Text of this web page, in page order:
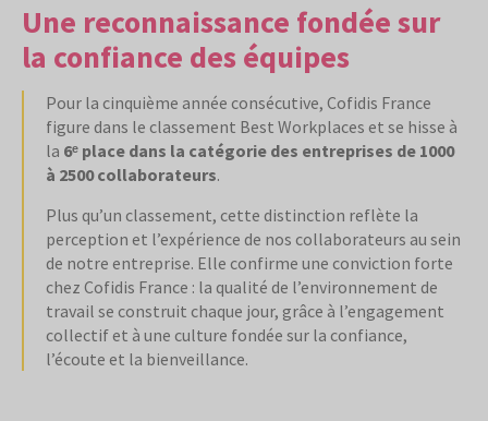
Une reconnaissance fondée sur
la confiance des équipes
Pour la cinquième année consécutive, Cofidis France
figure dans le classement Best Workplaces et se hisse à
la 6ᵉ place dans la catégorie des entreprises de 1000
à 2500 collaborateurs.
Plus qu’un classement, cette distinction reflète la
perception et l’expérience de nos collaborateurs au sein
de notre entreprise. Elle confirme une conviction forte
chez Cofidis France : la qualité de l’environnement de
travail se construit chaque jour, grâce à l’engagement
collectif et à une culture fondée sur la confiance,
l’écoute et la bienveillance.